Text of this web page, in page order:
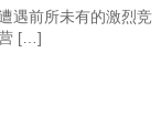
遇前所未有的激烈竞
[…]